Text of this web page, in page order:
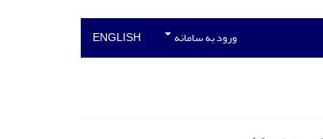
ورود به سامانه ENGLISH